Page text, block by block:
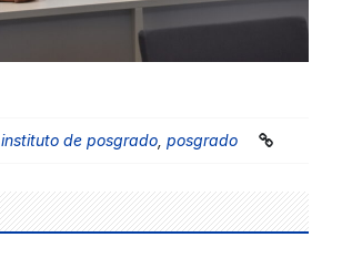
instituto de posgrado posgrado